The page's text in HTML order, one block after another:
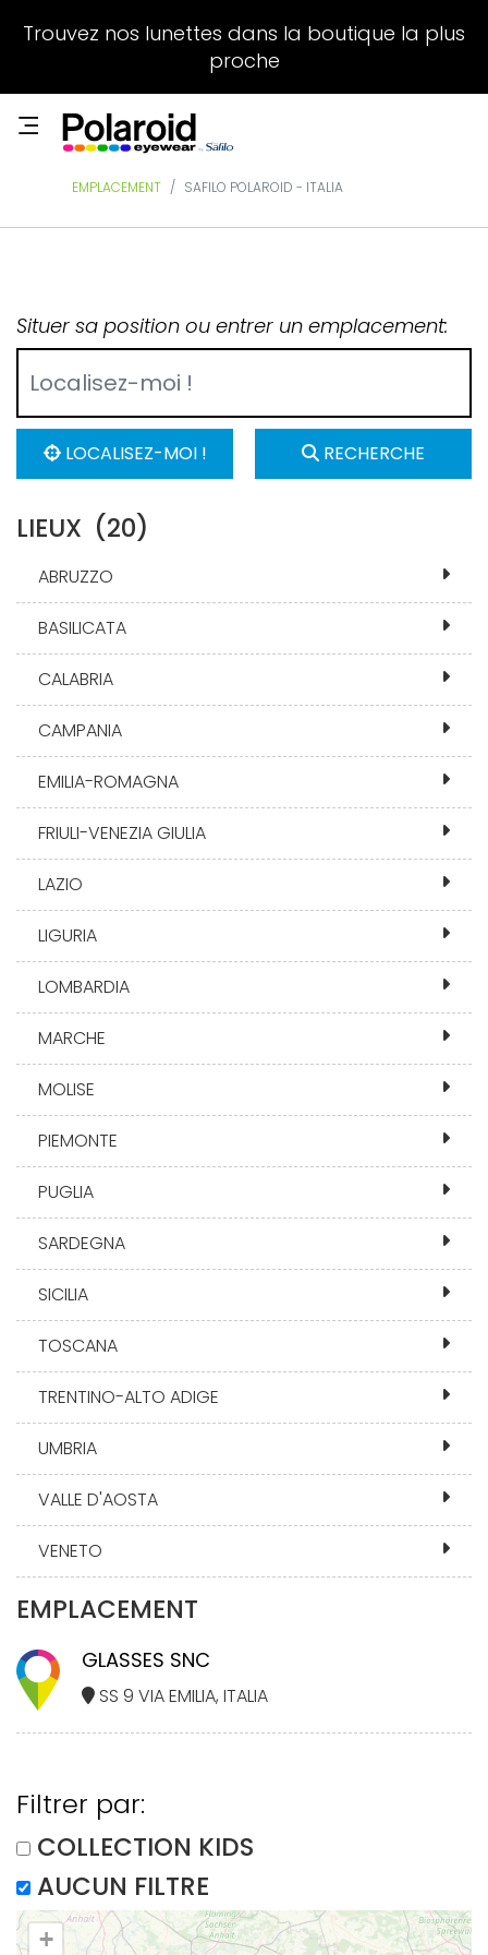
Trouvez nos lunettes dans la boutique la plus
proche
EMPLACEMENT SAFILO POLAROID - ITALIA
Situer sa position ou entrer un emplacement:
LOCALISEZ-MOI ! RECHERCHE
LIEUX (20)
ABRUZZO
BASILICATA
CALABRIA
CAMPANIA
EMILIA-ROMAGNA
FRIULI-VENEZIA GIULIA
LAZIO
LIGURIA
LOMBARDIA
MARCHE
MOLISE
PIEMONTE
PUGLIA
SARDEGNA
SICILIA
TOSCANA
TRENTINO-ALTO ADIGE
UMBRIA
VALLE D'AOSTA
VENETO
EMPLACEMENT
GLASSES SNC
SS 9 VIA EMILIA, ITALIA
Filtrer par:
COLLECTION KIDS
AUCUN FILTRE
+